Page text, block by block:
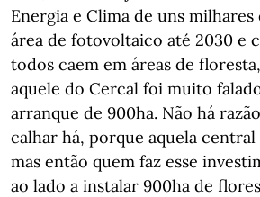
Energia e Clima de uns
área de fotovoltaico até 2030 e
todos caem em áreas de
aquele do Cercal foi muito
arranque de 900ha. Não há
calhar há, porque aquela
mas então quem faz esse
ao lado a instalar 900ha de